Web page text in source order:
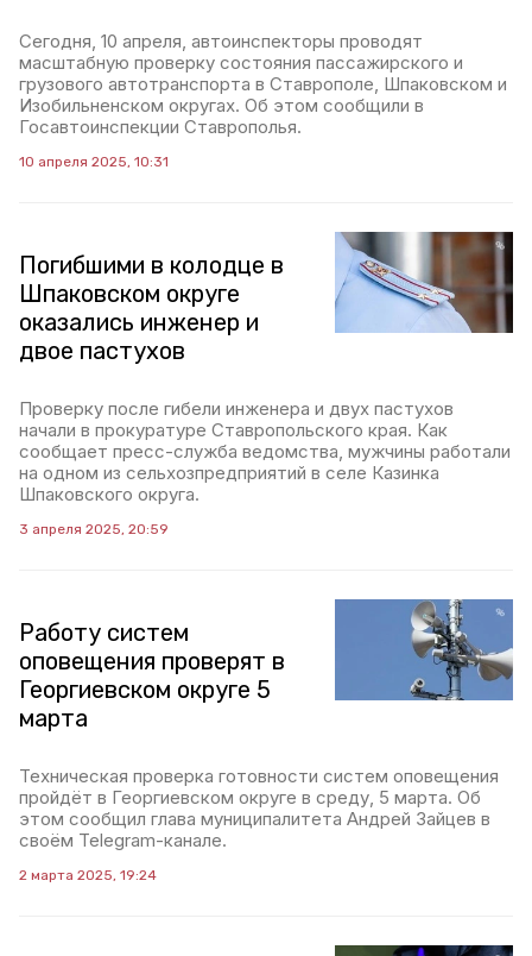
Сегодня, 10 апреля, автоинспекторы проводят
масштабную проверку состояния пассажирского и
грузового автотранспорта в Ставрополе, Шпаковском и
Изобильненском округах. Об этом сообщили в
Госавтоинспекции Ставрополья.
10 апреля 2025, 10:31
Погибшими в колодце в
Шпаковском округе
оказались инженер и
двое пастухов
Проверку после гибели инженера и двух пастухов
начали в прокуратуре Ставропольского края. Как
сообщает пресс-служба ведомства, мужчины работали
на одном из сельхозпредприятий в селе Казинка
Шпаковского округа.
3 апреля 2025, 20:59
Работу систем
оповещения проверят в
Георгиевском округе 5
марта
Техническая проверка готовности систем оповещения
пройдёт в Георгиевском округе в среду, 5 марта. Об
этом сообщил глава муниципалитета Андрей Зайцев в
своём Telegram-канале.
2 марта 2025, 19:24